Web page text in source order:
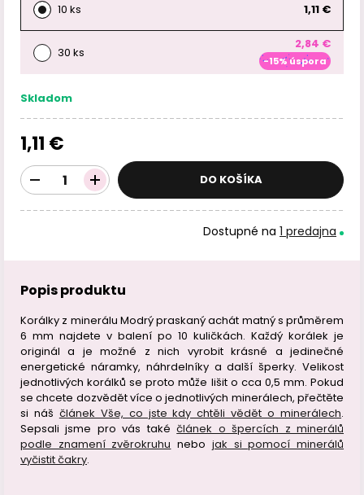
10 ks 1,11 €
30 ks
2,84 €
-15% úspora
Skladom
1,11 €
DO KOŠÍKA
Dostupné na 1 predajna
Popis produktu
Korálky z minerálu Modrý praskaný achát matný s průměrem
6 mm najdete v balení po 10 kuličkách. Každý korálek je
originál a je možné z nich vyrobit krásné a jedinečné
energetické náramky, náhrdelníky a další šperky. Velikost
jednotlivých korálků se proto může lišit o cca 0,5 mm. Pokud
se chcete dozvědět více o jednotlivých minerálech, přečtěte
si náš článek Vše, co jste kdy chtěli vědět o minerálech.
Sepsali jsme pro vás takéčlánek o špercích z minerálů
podle znamení zvěrokruhu nebo jak si pomocí minerálů
vyčistit čakry.